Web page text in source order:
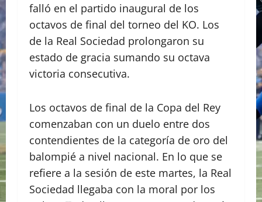
falló en el partido inaugural de los
octavos de final del torneo del KO. Los
de la Real Sociedad prolongaron su
estado de gracia sumando su octava
victoria consecutiva.
Los octavos de final de la Copa del Rey
comenzaban con un duelo entre dos
contendientes de la categoría de oro del
balompié a nivel nacional. En lo que se
refiere a la sesión de este martes, la Real
Sociedad llegaba con la moral por los